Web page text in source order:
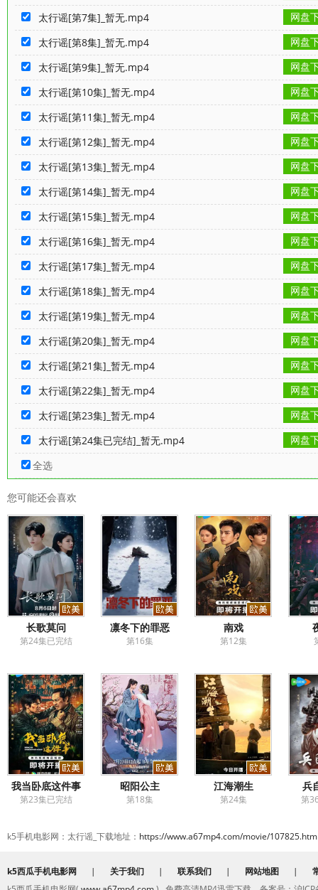
太行谣[第7集]_暂无.mp4
网盘
太行谣[第8集]_暂无.mp4
网盘
太行谣[第9集]_暂无.mp4
网盘
太行谣[第10集]_暂无.mp4
网盘
太行谣[第11集]_暂无.mp4
网盘
太行谣[第12集]_暂无.mp4
网盘
太行谣[第13集]_暂无.mp4
网盘
太行谣[第14集]_暂无.mp4
网盘
太行谣[第15集]_暂无.mp4
网盘
太行谣[第16集]_暂无.mp4
网盘
太行谣[第17集]_暂无.mp4
网盘
太行谣[第18集]_暂无.mp4
网盘
太行谣[第19集]_暂无.mp4
网盘
太行谣[第20集]_暂无.mp4
网盘
太行谣[第21集]_暂无.mp4
网盘
太行谣[第22集]_暂无.mp4
网盘
太行谣[第23集]_暂无.mp4
网盘
太行谣[第24集已完结]_暂无.mp4
网盘
全选
您可能还会喜欢
长歌莫问
第24集已完结
凛冬下的罪恶
第16集
南戏
第12集
我当卧底这件事
第23集已完结
昭阳公主
第18集
江海潮生
第24集
兵
第
k5手机电影网：太行谣_下载地址： https://www.a67mp4.com/movie/
k5西瓜手机电影网 | 关于我们 | 联系我们 | 网站地图 |